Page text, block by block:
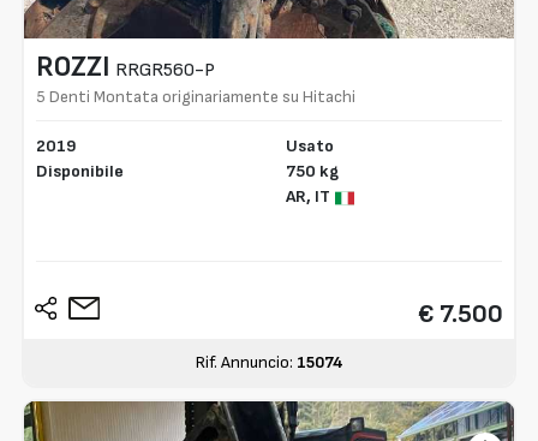
ROZZI RRGR560-P
5 Denti Montata originariamente su Hitachi
2019
Disponibile
Usato
750 kg
AR, IT
€ 7.500
Rif. Annuncio: 15074